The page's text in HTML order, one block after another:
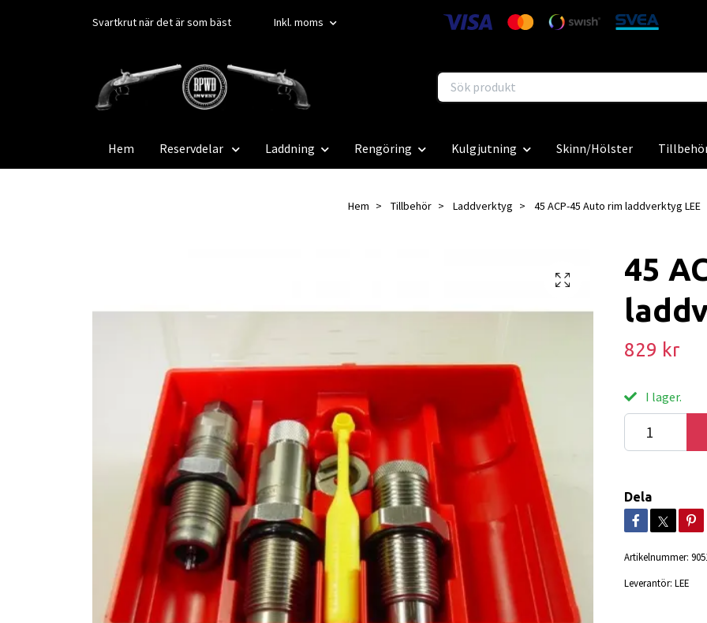
Svartkrut när det är som bäst Inkl. moms
Hem Reservdelar Laddning Rengöring Kulgjutning Skinn/Hölster
Hem Tillbehör Laddverktyg 45 ACP-45 Auto rim laddverktyg LEE
45
829 kr
I lager.
Dela
Artikelnummer:
Leverantör: LEE